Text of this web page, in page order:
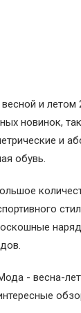
и летом
новинок,
и
обувь.
- весна-